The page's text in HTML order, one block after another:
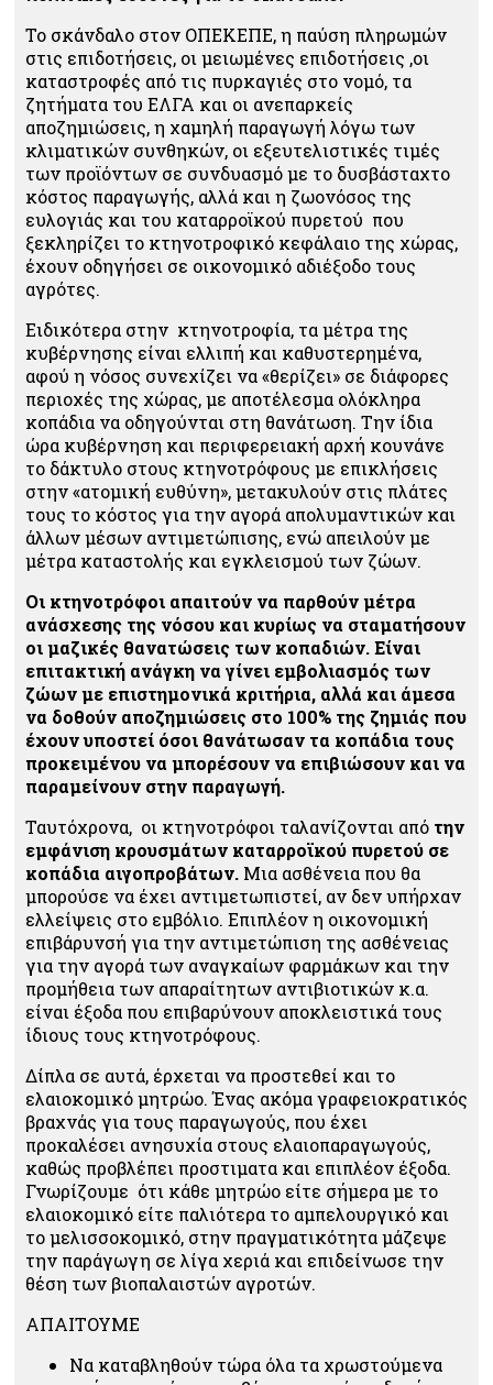
Το σκάνδαλο στον ΟΠΕΚΕΠΕ, η παύση πληρωμών
στις επιδοτήσεις, οι μειωμένες επιδοτήσεις ,οι
καταστροφές από τις πυρκαγιές στο νομό, τα
ζητήματα του ΕΛΓΑ και οι ανεπαρκείς
αποζημιώσεις, η χαμηλή παραγωγή λόγω των
κλιματικών συνθηκών, οι εξευτελιστικές τιμές
των προϊόντων σε συνδυασμό με το δυσβάσταχτο
κόστος παραγωγής, αλλά και η ζωονόσος της
ευλογιάς και του καταρροϊκού πυρετού που
ξεκληρίζει το κτηνοτροφικό κεφάλαιο της χώρας,
έχουν οδηγήσει σε οικονομικό αδιέξοδο τους
αγρότες.
Ειδικότερα στην κτηνοτροφία, τα μέτρα της
κυβέρνησης είναι ελλιπή και καθυστερημένα,
αφού η νόσος συνεχίζει να «θερίζει» σε διάφορες
περιοχές της χώρας, με αποτέλεσμα ολόκληρα
κοπάδια να οδηγούνται στη θανάτωση. Την ίδια
ώρα κυβέρνηση και περιφερειακή αρχή κουνάνε
το δάκτυλο στους κτηνοτρόφους με επικλήσεις
στην «ατομική ευθύνη», μετακυλούν στις πλάτες
τους το κόστος για την αγορά απολυμαντικών και
άλλων μέσων αντιμετώπισης, ενώ απειλούν με
μέτρα καταστολής και εγκλεισμού των ζώων.
Οι κτηνοτρόφοι απαιτούν να παρθούν μέτρα
ανάσχεσης της νόσου και κυρίως να σταματήσουν
οι μαζικές θανατώσεις των κοπαδιών. Είναι
επιτακτική ανάγκη να γίνει εμβολιασμός των
ζώων με επιστημονικά κριτήρια, αλλά και άμεσα
να δοθούν αποζημιώσεις στο 100% της ζημιάς που
έχουν υποστεί όσοι θανάτωσαν τα κοπάδια τους
προκειμένου να μπορέσουν να επιβιώσουν και να
παραμείνουν στην παραγωγή.
Ταυτόχρονα, οι κτηνοτρόφοι ταλανίζονται από την
εμφάνιση κρουσμάτων καταρροϊκού πυρετού σε
κοπάδια αιγοπροβάτων. Μια ασθένεια που θα
μπορούσε να έχει αντιμετωπιστεί, αν δεν υπήρχαν
ελλείψεις στο εμβόλιο. Επιπλέον η οικονομική
επιβάρυνσή για την αντιμετώπιση της ασθένειας
για την αγορά των αναγκαίων φαρμάκων και την
προμήθεια των απαραίτητων αντιβιοτικών κ.α.
είναι έξοδα που επιβαρύνουν αποκλειστικά τους
ίδιους τους κτηνοτρόφους.
Δίπλα σε αυτά, έρχεται να προστεθεί και το
ελαιοκομικό μητρώο. Ένας ακόμα γραφειοκρατικός
βραχνάς για τους παραγωγούς, που έχει
προκαλέσει ανησυχία στους ελαιοπαραγωγούς,
καθώς προβλέπει προστιματα και επιπλέον έξοδα.
Γνωρίζουμε ότι κάθε μητρώο είτε σήμερα με το
ελαιοκομικό είτε παλιότερα το αμπελουργικό και
το μελισσοκομικό, στην πραγματικότητα μάζεψε
την παράγωγη σε λίγα χεριά και επιδείνωσε την
θέση των βιοπαλαιστών αγροτών.
ΑΠΑΙΤΟΥΜΕ
Να καταβληθούν τώρα όλα τα χρωστούμενα